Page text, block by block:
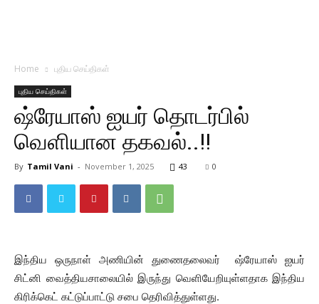
Home புதிய செய்திகள்
புதிய செய்திகள்
ஷ்ரேயாஸ் ஐயர் தொடர்பில்
வெளியான தகவல்..!!
By Tamil Vani - November 1, 2025 43 0
இந்திய ஒருநாள் அணியின் துணைதலைவர் ஷ்ரேயாஸ் ஐயர்
சிட்னி வைத்தியசாலையில் இருந்து வெளியேறியுள்ளதாக இந்திய
கிரிக்கெட் கட்டுப்பாட்டு சபை தெரிவித்துள்ளது.